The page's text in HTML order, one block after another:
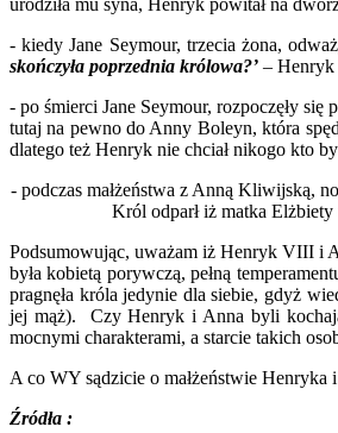
urodziła mu syna, Henryk powitał na
- kiedy Jane Seymour, trzecia żona,
skończyła poprzednia królowa?’ – Henryk
- po śmierci Jane Seymour, rozpoczęły
tutaj na pewno do Anny Boleyn, która
dlatego też Henryk nie chciał nikogo kto
- podczas małżeństwa z Anną Kliwijską,
Król odparł iż matka Elżbiety
Podsumowując, uważam iż Henryk VIII i
była kobietą porywczą, pełną
pragnęła króla jedynie dla siebie, gdyż
jej mąż). Czy Henryk i Anna byli
mocnymi charakterami, a starcie takich
A co WY sądzicie o małżeństwie Henryka
Źródła :